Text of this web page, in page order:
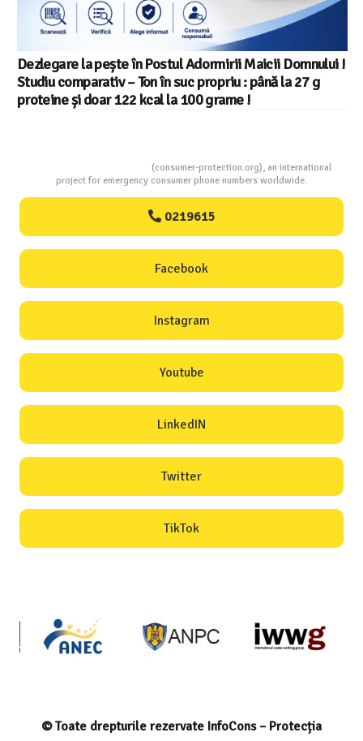
Dezlegare la pește în Postul Adormirii Maicii Domnului !
Studiu comparativ – Ton în suc propriu : până la 27 g
proteine și doar 122 kcal la 100 grame !
(consumer-protection.org), an international
project for emergency consumer phone numbers worldwide.
0219615
Facebook
Instagram
Youtube
LinkedIN
Twitter
TikTok
© Toate drepturile rezervate InfoCons – Protecția